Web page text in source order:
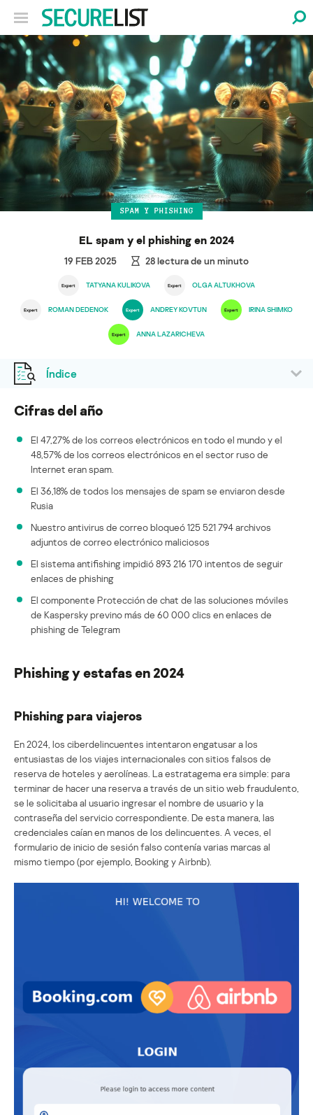
SPAM Y PHISHING
EL spam y el phishing en 2024
19 FEB 2025 28lectura de un minuto
TATYANA KULIKOVA OLGA ALTUKHOVA
ROMAN DEDENOK ANDREY KOVTUN IRINA SHIMKO
ANNA LAZARICHEVA
Índice
Cifras del año
El 47,27% de los correos electrónicos en todo el mundo y el
48,57% de los correos electrónicos en el sector ruso de
Internet eran spam.
El 36,18% de todos los mensajes de spam se enviaron desde
Rusia
Nuestro antivirus de correo bloqueó 125 521 794 archivos
adjuntos de correo electrónico maliciosos
El sistema antifishing impidió 893 216 170 intentos de seguir
enlaces de phishing
El componente Protección de chat de las soluciones móviles
de Kaspersky previno más de 60 000 clics en enlaces de
phishing de Telegram
Phishing y estafas en 2024
Phishing para viajeros
En 2024, los ciberdelincuentes intentaron engatusar a los
entusiastas de los viajes internacionales con sitios falsos de
reserva de hoteles y aerolíneas. La estratagema era simple: para
terminar de hacer una reserva a través de un sitio web fraudulento,
se le solicitaba al usuario ingresar el nombre de usuario y la
contraseña del servicio correspondiente. De esta manera, las
credenciales caían en manos de los delincuentes. A veces, el
formulario de inicio de sesión falso contenía varias marcas al
mismo tiempo (por ejemplo, Booking y Airbnb).